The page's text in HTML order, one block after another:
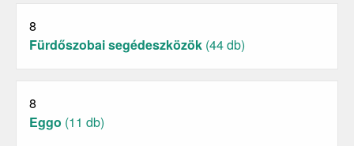
8
Fürdőszobai segédeszközök (44 db)
8
Eggo (11 db)